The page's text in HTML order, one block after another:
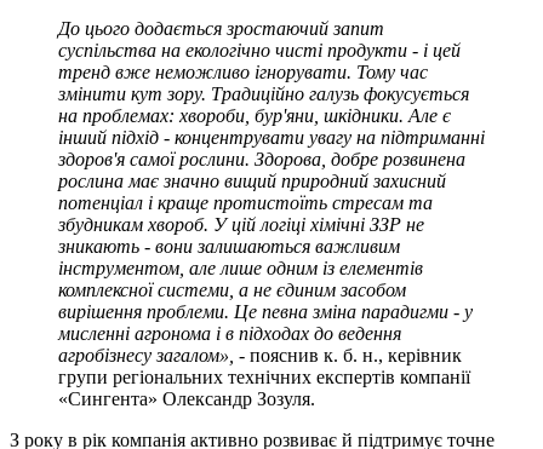
До цього додається зростаючий запит
суспільства на екологічно чисті продукти - і цей
тренд вже неможливо ігнорувати. Тому час
змінити кут зору. Традиційно галузь фокусується
на проблемах: хвороби, бур'яни, шкідники. Але є
інший підхід - концентрувати увагу на підтриманні
здоров'я самої рослини. Здорова, добре розвинена
рослина має значно вищий природний захисний
потенціал і краще протистоїть стресам та
збудникам хвороб. У цій логіці хімічні ЗЗР не
зникають - вони залишаються важливим
інструментом, але лише одним із елементів
комплексної системи, а не єдиним засобом
вирішення проблеми. Це певна зміна парадигми - у
мисленні агронома і в підходах до ведення
агробізнесу загалом», - пояснив к. б. н., керівник
групи регіональних технічних експертів компанії
«Сингента» Олександр Зозуля.
З року в рік компанія активно розвиває й підтримує точне